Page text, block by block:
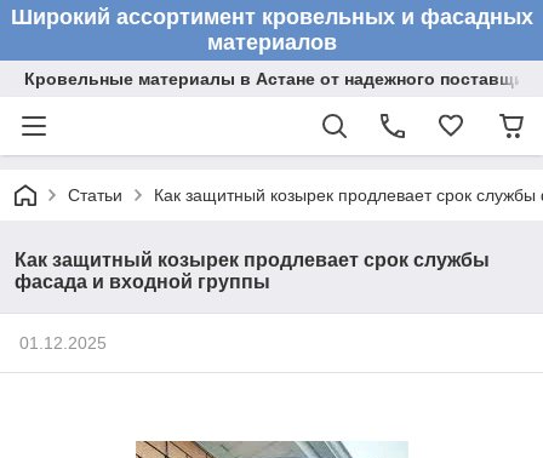
Широкий ассортимент кровельных и фасадных
материалов
Кровельные материалы в Астане от надежного
Статьи Как защитный козырек продлевает срок
Как защитный козырек продлевает срок службы
фасада и входной группы
01.12.2025